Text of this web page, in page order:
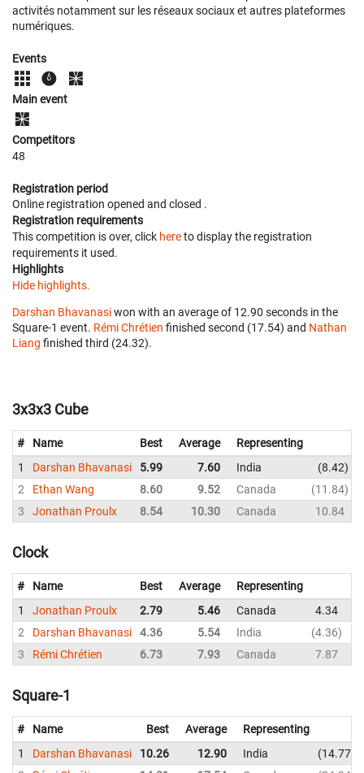
activités notamment sur les réseaux sociaux et autres plateformes
numériques.
Events
Main event
Competitors
48
Registration period
Online registration opened and closed .
Registration requirements
This competition is over, click hereto display the registration
requirements it used.
Highlights
Hide highlights.
Darshan Bhavanasiwon with an average of 12.90 seconds in the
Square-1 event. Rémi Chrétien finished second (17.54) and Nathan
Liang finished third (24.32).
3x3x3 Cube
# Name Best Average
Representing
1
Darshan Bhavanasi 5.99 7.60 India
8.42
2
Ethan Wang 8.60 9.52 Canada
11.84
3
Jonathan Proulx 8.54 10.30 Canada 10.84
Clock
# Name Best Average
Representing
1
Jonathan Proulx 2.79 5.46 Canada 4.34
2
Darshan Bhavanasi 4.36 5.54 India 4.36
3
Rémi Chrétien 6.73 7.93 Canada 7.87
Square-1
# Name Best Average
Representing
1
Darshan Bhavanasi 10.26 12.90 India
14.77